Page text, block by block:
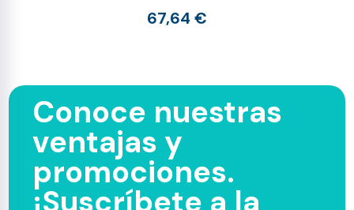
67,64 €
Conoce nuestras
ventajas y
promociones.
¡Suscríbete a la